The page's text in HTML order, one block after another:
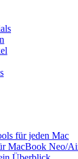
für jeden Mac
MacBook Neo/